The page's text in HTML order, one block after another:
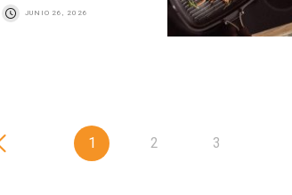
JUNIO 26, 2026
1 2 3